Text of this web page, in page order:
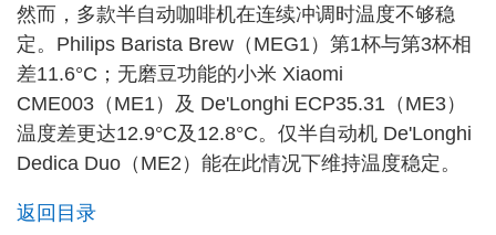
然而，多款半自动咖啡机在连续冲调时温度不够稳
定。Philips Barista Brew（MEG1）第1杯与第3杯相
差11.6°C；无磨豆功能的小米 Xiaomi
CME003（ME1）及 De'Longhi ECP35.31（ME3）
温度差更达12.9°C及12.8°C。仅半自动机 De'Longhi
Dedica Duo（ME2）能在此情况下维持温度稳定。
返回目录